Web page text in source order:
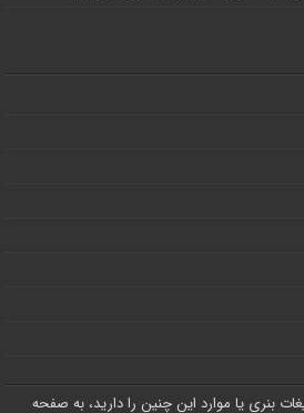
بنری یا موارد این چنین را دارید، به صفحه